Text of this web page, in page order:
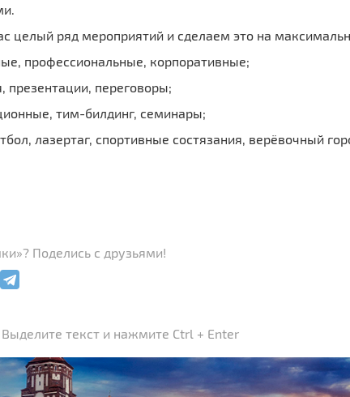
целый ряд мероприятий и сделаем это на
профессиональные, корпоративные;
презентации, переговоры;
тим-билдинг, семинары;
лазертаг, спортивные состязания, верёвочный
Поделись с друзьями!
текст и нажмите Ctrl + Enter